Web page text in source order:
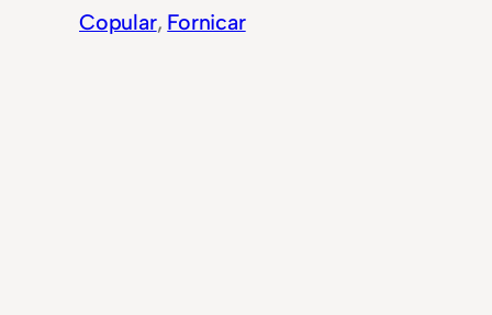
Copular, Fornicar